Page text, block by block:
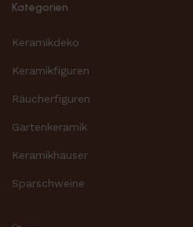
Kategorien
Keramikdeko
Keramikfiguren
Räucherfiguren
Gartenkeramik
Keramikhäuser
Sparschweine